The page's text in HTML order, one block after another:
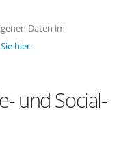
Daten im
hier.
und Social-